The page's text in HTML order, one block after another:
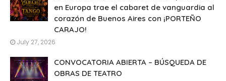
en Europa trae el cabaret de vanguardia al
corazón de Buenos Aires con ¡PORTEÑO
CARAJO!
July 27, 2026
CONVOCATORIA ABIERTA – BÚSQUEDA DE
OBRAS DE TEATRO